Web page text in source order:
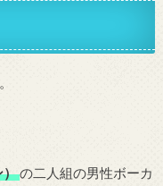
）の二人組の男性ボーカ